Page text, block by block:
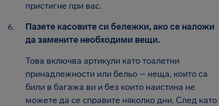
пристигне при вас.
Пазете касовите си бележки, ако се наложи
да замените необходими вещи.
Това включва артикули като тоалетни
принадлежности или бельо – неща, които са
били в багажа ви и без които наистина не
можете да се справите няколко дни. След като